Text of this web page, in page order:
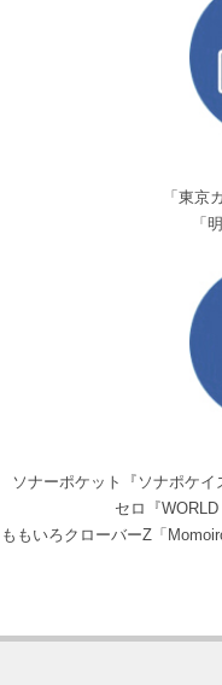
「東京
「
ソナーポケット『ソナポケイ
セロ『
ももいろクローバーZ「